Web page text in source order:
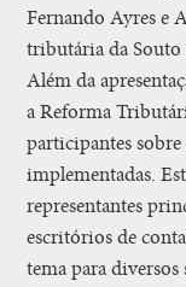
Fernando Ayres e
tributária da Souto
Além da
a Reforma
participantes sobre
implementadas.
representantes
escritórios de
tema para diversos